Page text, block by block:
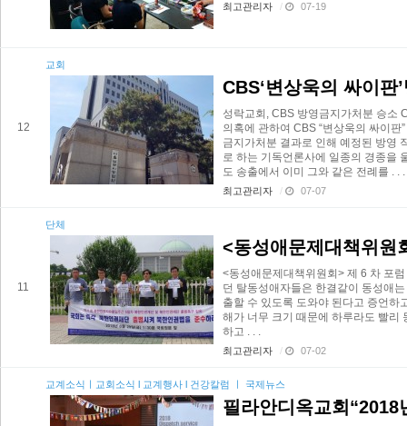
최고관리자 / 07-19
12
교회
CBS‘변상욱의 싸이판
성락교회, CBS 방영금지가처분 승소
의혹에 관하여 CBS “변상욱의 싸이
금지가처분 결과로 인해 예정된 방영
로 하는 기독언론사에 일종의 경종을
도 송출에서 이미 그와 같은 전례를 . . .
최고관리자 / 07-07
11
단체
<동성애문제대책위원
<동성애문제대책위원회> 제 6 차 포
던 탈동성애자들은 한결같이 동성애
출할 수 있도록 도와야 된다고 증언하
해가 너무 크기 때문에 하루라도 빨리
하고 . . .
최고관리자 / 07-02
교계소식ㅣ교회소식 l 교계행사 l 건강칼럼 ㅣ 국제뉴스
필라안디옥교회